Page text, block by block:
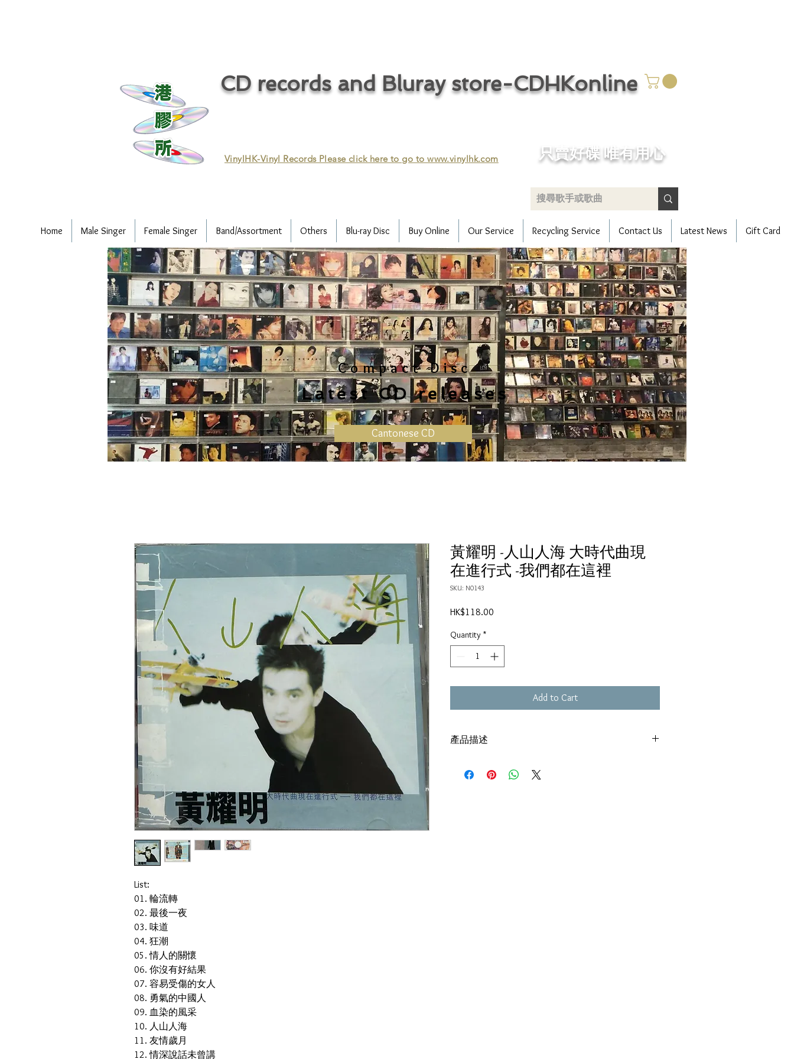
CD records and Bluray store-CDHKonline
VinylHK-Vinyl Records Please click here to go towww.vinylhk.com 只賣好碟 唯有用心
Home Male Singer Female Singer Band/Assortment Others Blu-ray Disc Buy Online Our Service Recycling Service Contact Us Latest News Gift Card
Compact Disc
Latest CD releases
Cantonese CD
List:
01. 輪流轉
02. 最後一夜
03. 味道
04. 狂潮
05. 情人的關懷
06. 你沒有好結果
07. 容易受傷的女人
08. 勇氣的中國人
09. 血染的風采
10. 人山人海
11. 友情歲月
12. 情深說話未曾講
黃耀明 -人山人海 大時代曲現
在進行式 -我們都在這裡
SKU: N0143
HK$118.00
Quantity *
Add to Cart
產品描述
有歌詞